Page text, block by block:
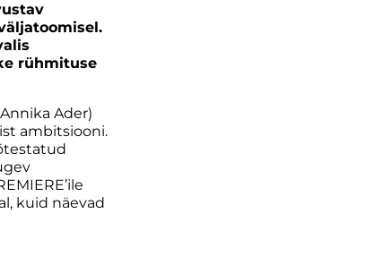
rühmituse
Ader)
ambitsiooni.
kuid näevad